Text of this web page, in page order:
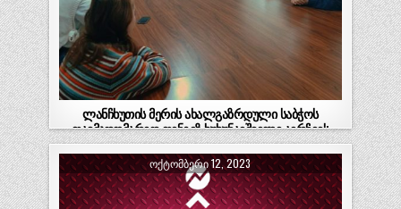
ლანჩხუთის მერის ახალგაზრდული საბჭოს
თავმჯდომარედ თენგიზ ხუხუნაიშვილი აირჩიეს
საბჭოს კომიტეტები და წევრები: კულტურა და
ტურიზმი ქრისტინე ბოლქვაძე (თავმჯდომარე)
ელენე ჭყონია ანა ჭყონია ანი…
ᲝᲥᲢᲝᲛᲑᲔᲠᲘ 12, 2023